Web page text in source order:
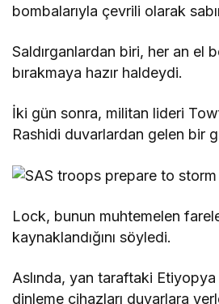
bombalarıyla çevrili olarak
Saldırganlardan biri, her an el
bırakmaya hazır haldeydi.
İki gün sonra, militan lideri
Rashidi duvarlardan gelen bir
Lock, bunun muhtemelen
kaynaklandığını söyledi.
Aslında, yan taraftaki
dinleme cihazları duvarlara